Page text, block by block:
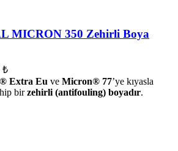
MICRON 350 Zehirli Boya
₺Fiyat
aralığı:
9.804,00 ₺
Extra Eu ve Micron® 77’ye kıyasla
birzehirli (antifouling) boyadır.